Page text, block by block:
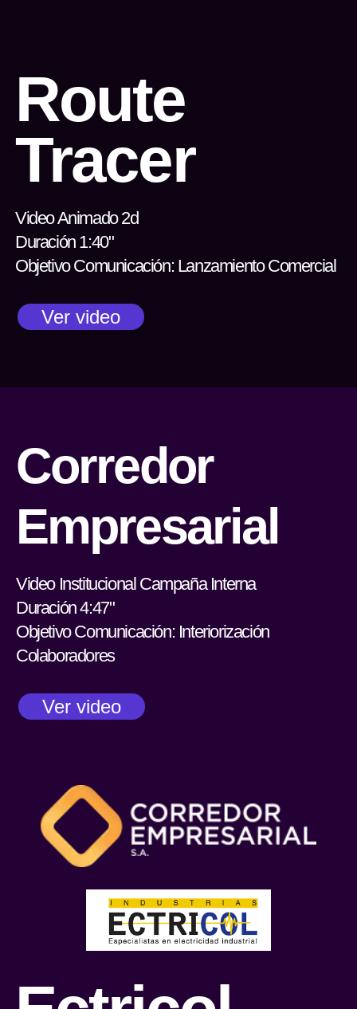
Route
Tracer
Video Animado 2d
Duración 1:40"
Objetivo Comunicación: Lanzamiento Comercial
Ver video
Corredor
Empresarial
Video Institucional Campaña Interna
Duración 4:47"
Objetivo Comunicación: Interiorización
Colaboradores
Ver video